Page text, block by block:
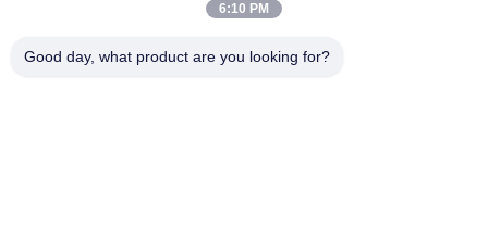
Ανταλλάκτης θερμότητας βύθισης υψηλής αγνότητας
6:10 PM
Good day, what product are you looking for?